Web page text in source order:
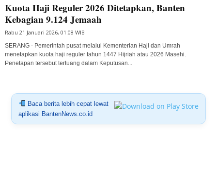
Kuota Haji Reguler 2026 Ditetapkan, Banten
Kebagian 9.124 Jemaah
Rabu 21 Januari 2026, 01:08 WIB
SERANG - Pemerintah pusat melalui Kementerian Haji dan Umrah
menetapkan kuota haji reguler tahun 1447 Hijriah atau 2026 Masehi.
Penetapan tersebut tertuang dalam Keputusan...
Baca berita lebih cepat lewat
aplikasi BantenNews.co.id